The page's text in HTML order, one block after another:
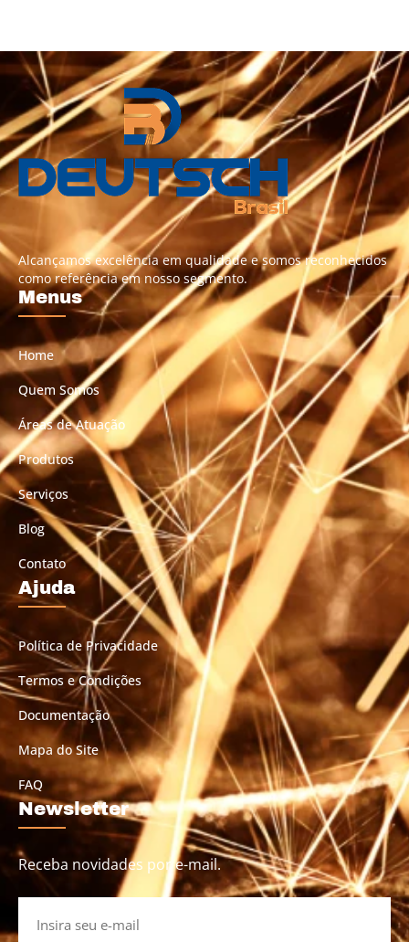
Alcançamos excelência em qualidade e somos reconhecidos
como referência em nosso segmento.
Menus
Home
Quem Somos
Áreas de Atuação
Produtos
Serviços
Blog
Contato
Ajuda
Política de Privacidade
Termos e Condições
Documentação
Mapa do Site
FAQ
Newsletter
Receba novidades por e-mail.